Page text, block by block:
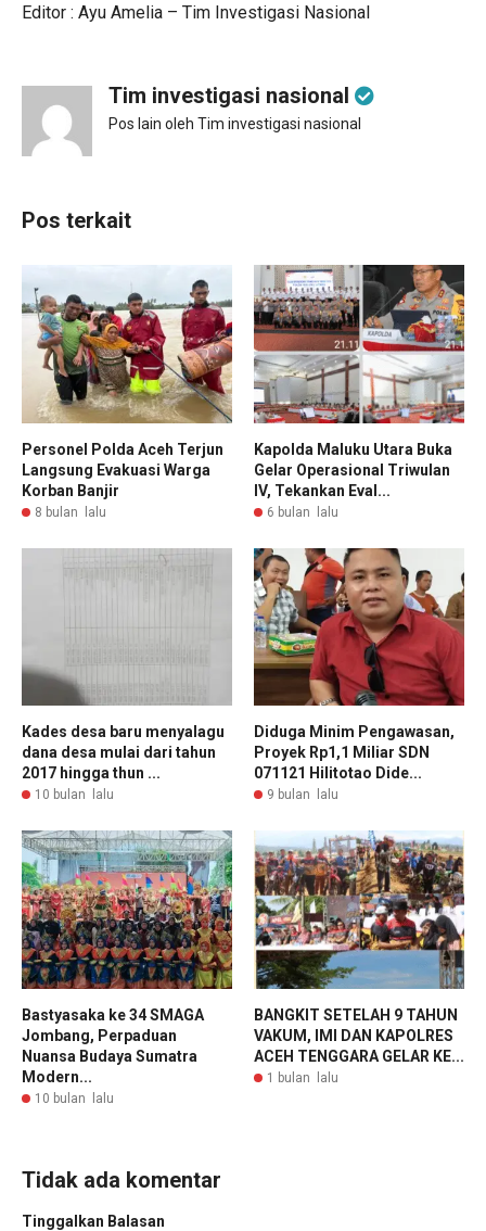
Editor : Ayu Amelia – Tim Investigasi Nasional
Tim investigasi nasional
Pos lain oleh Tim investigasi nasional
Pos terkait
Personel Polda Aceh Terjun
Langsung Evakuasi Warga
Korban Banjir
8 bulan lalu
Kapolda Maluku Utara Buka
Gelar Operasional Triwulan
IV, Tekankan Eval...
6 bulan lalu
Kades desa baru menyalagu
dana desa mulai dari tahun
2017 hingga thun ...
10 bulan lalu
Diduga Minim Pengawasan,
Proyek Rp1,1 Miliar SDN
071121 Hilitotao Dide...
9 bulan lalu
Bastyasaka ke 34 SMAGA
Jombang, Perpaduan
Nuansa Budaya Sumatra
Modern...
10 bulan lalu
BANGKIT SETELAH 9 TAHUN
VAKUM, IMI DAN KAPOLRES
ACEH TENGGARA GELAR KE...
1 bulan lalu
Tidak ada komentar
Tinggalkan Balasan